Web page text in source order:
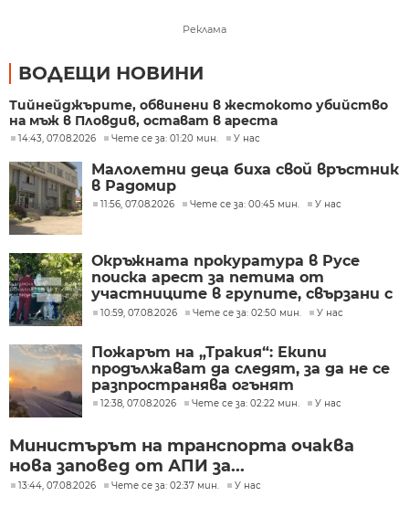
Реклама
ВОДЕЩИ НОВИНИ
Тийнейджърите, обвинени в жестокото убийство
на мъж в Пловдив, остават в ареста
14:43, 07.08.2026 Чете се за: 01:20 мин. У нас
Малолетни деца биха свой връстник
в Радомир
11:56, 07.08.2026 Чете се за: 00:45 мин. У нас
Окръжната прокуратура в Русе
поиска арест за петима от
участниците в групите, свързани с
разбитата лаборатория за
10:59, 07.08.2026 Чете се за: 02:50 мин. У нас
Пожарът на „Тракия“: Екипи
продължават да следят, за да не се
разпространява огънят
12:38, 07.08.2026 Чете се за: 02:22 мин. У нас
Министърът на транспорта очаква
нова заповед от АПИ за...
13:44, 07.08.2026 Чете се за: 02:37 мин. У нас